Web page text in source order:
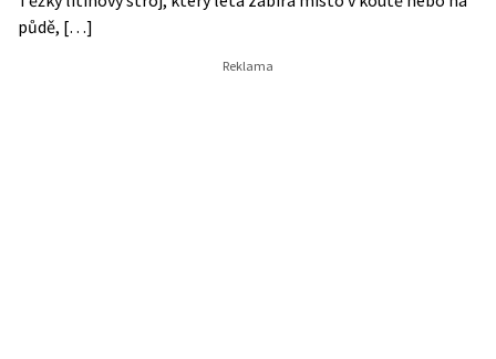
půdě, […]